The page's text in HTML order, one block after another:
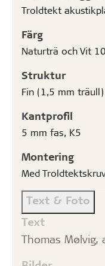
Troldtekt
Färg
Naturträ och Vit
Struktur
Fin (1,5 mm träull)
Kantprofil
5 mm fas, K5
Montering
Med
Text & Foto
Text
Thomas Mølvig,